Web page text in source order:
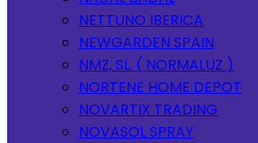
NETTUNO IBERICA
NEWGARDEN SPAIN
NMZ, SL. ( NORMALUZ )
NORTENE HOME DEPOT
NOVARTIX TRADING
NOVASOL SPRAY